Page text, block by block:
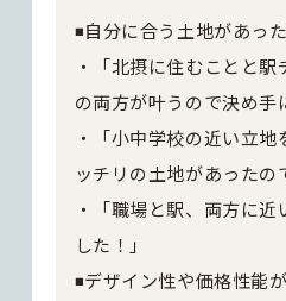
◾️自分に合う土地があっ
・「北摂に住むことと
の両方が叶うので決め手
・「小中学校の近い立
ッチリの土地があったの
・「職場と駅、両方に
した！」
◾️デザイン性や価格性能